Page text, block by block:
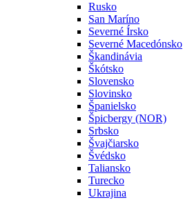
Rusko
San Maríno
Severné Írsko
Severné Macedónsko
Škandinávia
Škótsko
Slovensko
Slovinsko
Španielsko
Špicbergy (NOR)
Srbsko
Švajčiarsko
Švédsko
Taliansko
Turecko
Ukrajina